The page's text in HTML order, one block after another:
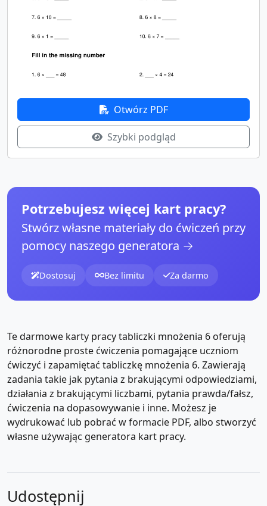
Otwórz PDF
Szybki podgląd
Potrzebujesz więcej kart pracy?
Stwórz własne materiały do ćwiczeń przy
pomocy naszego generatora →
Dostosuj Bez limitu Za darmo
Te darmowe karty pracy tabliczki mnożenia 6 oferują
różnorodne proste ćwiczenia pomagające uczniom
ćwiczyć i zapamiętać tabliczkę mnożenia 6. Zawierają
zadania takie jak pytania z brakującymi odpowiedziami,
działania z brakującymi liczbami, pytania prawda/fałsz,
ćwiczenia na dopasowywanie i inne. Możesz je
wydrukować lub pobrać w formacie PDF, albo stworzyć
własne używając generatora kart pracy.
Udostępnij